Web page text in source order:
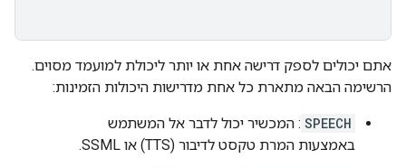
אתם יכולים לספק דרישה אחת או יותר ליכולת למועמד מסוים.
הרשימה הבאה מתארת כל אחת מדרישות היכולות הזמינות:
SPEECH : המכשיר יכול לדבר אל המשתמש
באמצעות המרת טקסט לדיבור (TTS) או SSML.